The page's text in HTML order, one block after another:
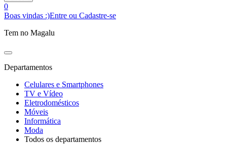
0
Boas vindas :)Entre ou Cadastre-se
Tem no Magalu
Departamentos
Celulares e Smartphones
TV e Vídeo
Eletrodomésticos
Móveis
Informática
Moda
Todos os departamentos